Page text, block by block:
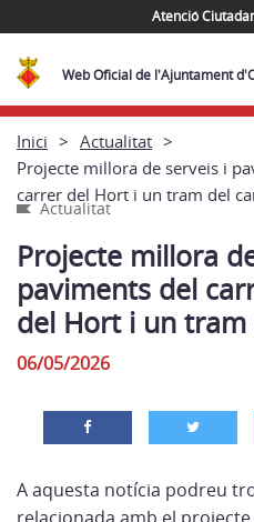
Atenció
Web Oficial de l'Ajuntament
Inici
Actualitat
Projecte millora de serveis i
carrer del Hort i un tram del
Actualitat
Projecte millora
paviments del
del Hort i un
06/05/2026
A aquesta notícia podreu